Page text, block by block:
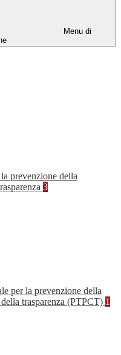
Menu di
prevenzione della
3
per la prevenzione della
trasparenza (PTPCT) 1